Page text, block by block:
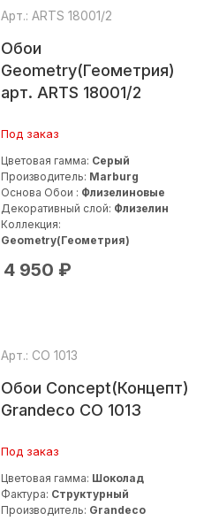
Обои
Geometry(Геометрия)
арт. ARTS 18001/2
Арт.: ARTS 18001/2
Под заказ
Цветовая гамма: Серый
Производитель: Marburg
Основа Обои : Флизелиновые
Декоративный слой: Флизелин
Коллекция:
Geometry(Геометрия)
4 950 ₽
Обои Concept(Концепт)
Grandeco СО 1013
Арт.: СО 1013
Под заказ
Цветовая гамма: Шоколад
Фактура: Структурный
Производитель: Grandeco